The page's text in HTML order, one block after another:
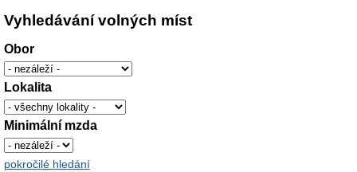
Vyhledávání volných míst
Obor
Lokalita
Minimální mzda
pokročilé hledání